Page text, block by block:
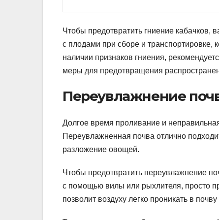
Чтобы предотвратить гниение
с плодами при сборе и транспортировке,
наличии признаков гниения,
меры для предотвращения
Переувлажнение
Долгое время проливание и
Переувлажненная почва отлично
разложение овощей.
Чтобы предотвратить переувлажнение
с помощью вилы или рыхлителя, просто
позволит воздуху легко проникать в